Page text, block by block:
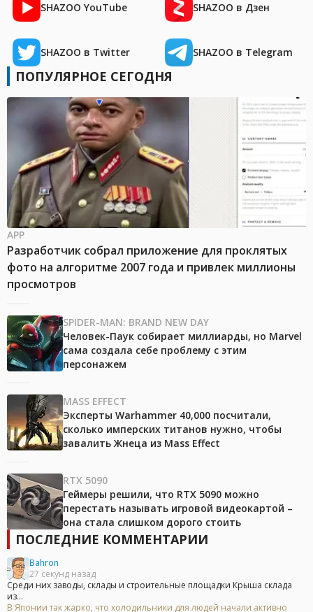
SHAZOO YouTube SHAZOO в Дзен
SHAZOO в Twitter SHAZOO в Telegram
ПОПУЛЯРНОЕ СЕГОДНЯ
APP
Разработчик собрал приложение для проклятых
фото на алгоритме 2007 года и привлек миллионы
просмотров
SPIDER-MAN: BRAND NEW DAY
Человек-Паук собирает миллиарды, но Marvel
сама создала себе проблему с этим
персонажем
MASS EFFECT
Эксперты Warhammer 40,000 посчитали,
сколько имперских титанов нужно, чтобы
завалить Жнеца из Mass Effect
RTX 5090
Геймеры решили, что RTX 5090 можно
перестать называть игровой видеокартой –
она стала слишком дорого стоить
ПОСЛЕДНИЕ КОММЕНТАРИИ
Bahron
27 секунд назад
Среди них заводы, склады и строительные площадки Крыша склада
из...
В Японии так жарко, что холодильники для людей начали активно